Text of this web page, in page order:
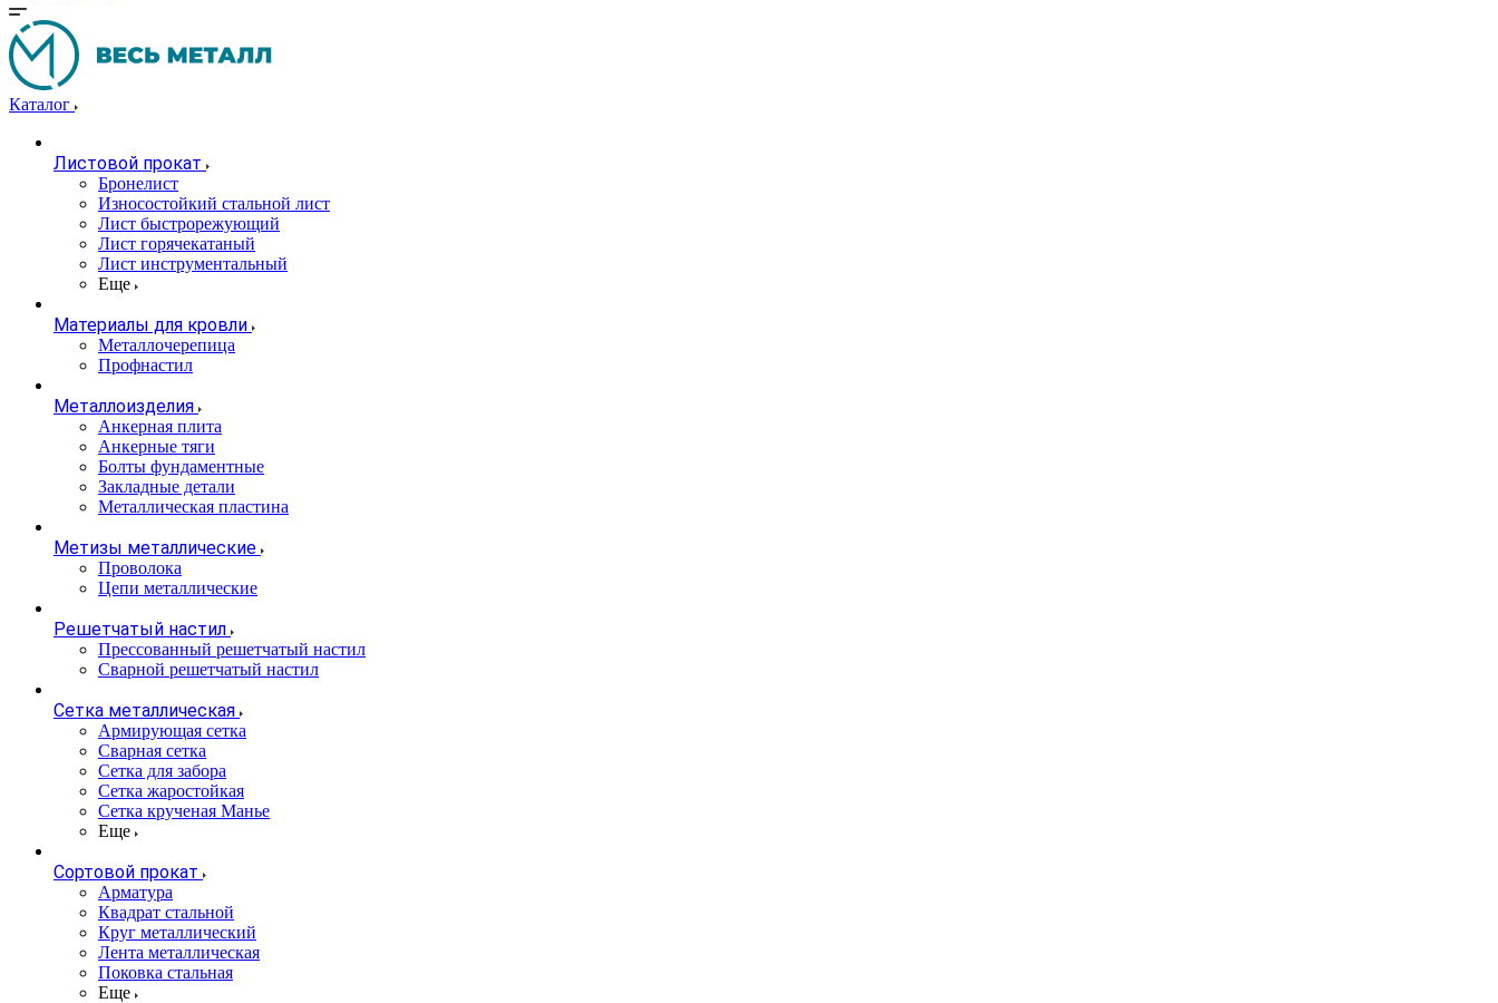
Каталог
Листовой прокат
Бронелист
Износостойкий стальной лист
Лист быстрорежующий
Лист горячекатаный
Лист инструментальный
Еще
Материалы для кровли
Металлочерепица
Профнастил
Металлоизделия
Анкерная плита
Анкерные тяги
Болты фундаментные
Закладные детали
Металлическая пластина
Метизы металлические
Проволока
Цепи металлические
Решетчатый настил
Прессованный решетчатый настил
Сварной решетчатый настил
Сетка металлическая
Армирующая сетка
Сварная сетка
Сетка для забора
Сетка жаростойкая
Сетка крученая Манье
Еще
Сортовой прокат
Арматура
Квадрат стальной
Круг металлический
Лента металлическая
Поковка стальная
Еще